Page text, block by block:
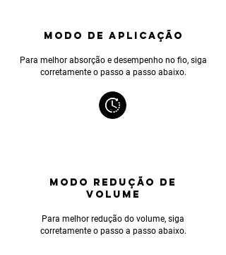
MODO DE APLICAÇÃO
Para melhor absorção e desempenho no fio, siga
corretamente o passo a passo abaixo.
MODO REDUÇÃO DE
VOLUME
Para melhor redução do volume, siga
corretamente o passo a passo abaixo.